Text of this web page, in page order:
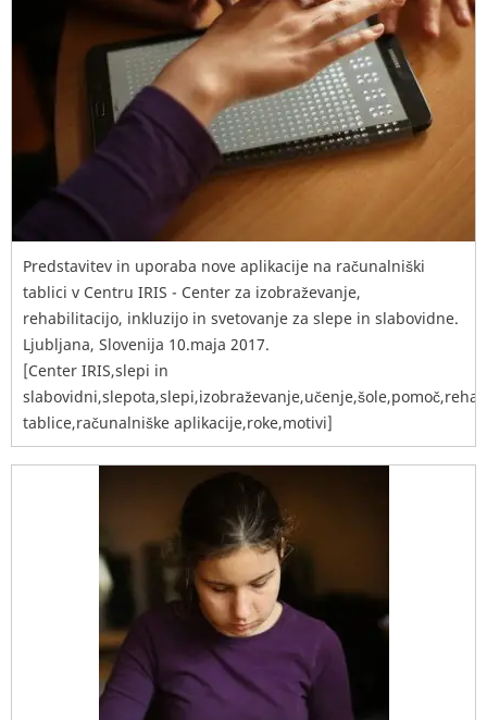
Predstavitev in uporaba nove aplikacije na računalniški
tablici v Centru IRIS - Center za izobraževanje,
rehabilitacijo, inkluzijo in svetovanje za slepe in slabovidne.
Ljubljana, Slovenija 10.maja 2017.
[Center IRIS,slepi in
tablice,računalniške aplikacije,roke,motivi]